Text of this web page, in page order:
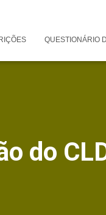
QUESTIONÁRIO
do